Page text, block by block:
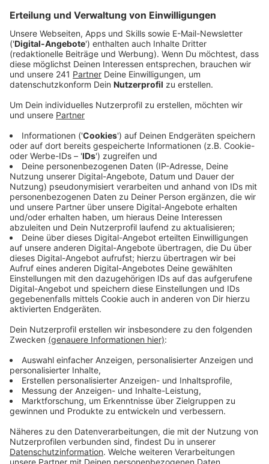
Veröffentlicht:Donnerstag, 27.06.2019 11:05
Anzeige
Sicherheitstechnik in Zügen angeht. Dort gibt es bei
So lässt ein Zugsimulator beispielsweise Kinderträume
wahr werden: Nach einer kurzen Einweisung dürfen
Besucher selbst die Köpfe und Hebel übernehmen und
Lokführer sein. Außerdem wird Handystrahlung
gemessen und Radartechnik am lebenden Objekt
gezeigt. Und natürlich dürfen die Gäste auch durch die
Produktion wandern - mit Kittel und Schutzhüllen für
die Füße. Und Deuta nutzt die Nacht der Technik auch
noch für einen ganz anderen Zweck: Sie suchen die
Mitarbeiter von morgen sagt der Geschäftsführer der
Deuta-Werke und Physiker Dr. Rudolf Ganz:
Anzeige
Bergischen"
Anzeige
Wenn ihr euch für einen technischen Beruf interessiert,
könnt ihr bei der Nacht der Technik einen Blick in viele
Betriebe werfen und dabei schon einen guten Eindruck